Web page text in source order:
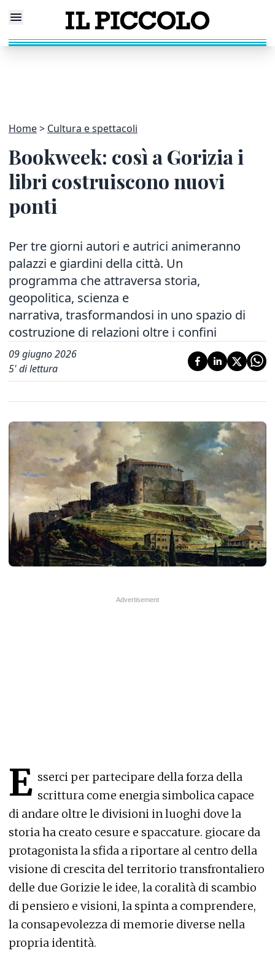
Home Cultura e spettacoli
Bookweek: così a Gorizia i
libri costruiscono nuovi
ponti
Per tre giorni autori e autrici animeranno
palazzi e giardini della città. Un
programma che attraversa storia,
geopolitica, scienza e
narrativa, trasformandosi in uno spazio di
costruzione di relazioni oltre i confini
09 giugno 2026
5' di lettura
E sserci per partecipare della forza della
scrittura come energia simbolica capace
di andare oltre le divisioni in luoghi dove la
storia ha creato cesure e spaccature. giocare da
protagonista la sfida a riportare al centro della
visione di crescita del territorio transfrontaliero
delle due Gorizie le idee, la coralità di scambio
di pensiero e visioni, la spinta a comprendere,
la consapevolezza di memorie diverse nella
propria identità.